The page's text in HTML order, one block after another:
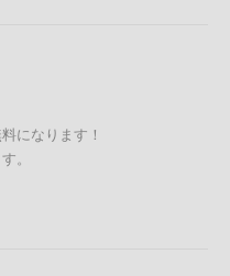
になります！
。